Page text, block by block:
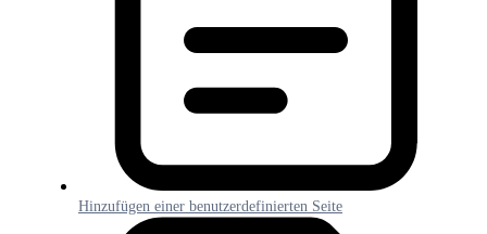
Hinzufügen einer benutzerdefinierten Seite